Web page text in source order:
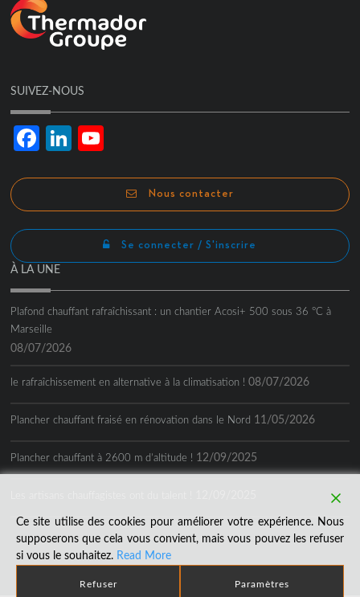
SUIVEZ-NOUS
FacebookLinkedIn
Nous contacter
Se connecter / S'inscrire
À LA UNE
Plafond chauffant rafraîchissant : un chantier Acosi+ 500 sous 36 °C à
Marseille
08/07/2026
le rafraîchissement en alternative à la climatisation ! 08/07/2026
Plancher chauffant fraisé en rénovation dans le Nord 11/05/2026
Plancher chauffant à 2600 m d’altitude ! 12/09/2025
Ce site utilise des cookies pour améliorer votre expérience. Nous
supposerons que cela vous convient, mais vous pouvez les refuser
si vous le souhaitez. Read More
Refuser Paramètres